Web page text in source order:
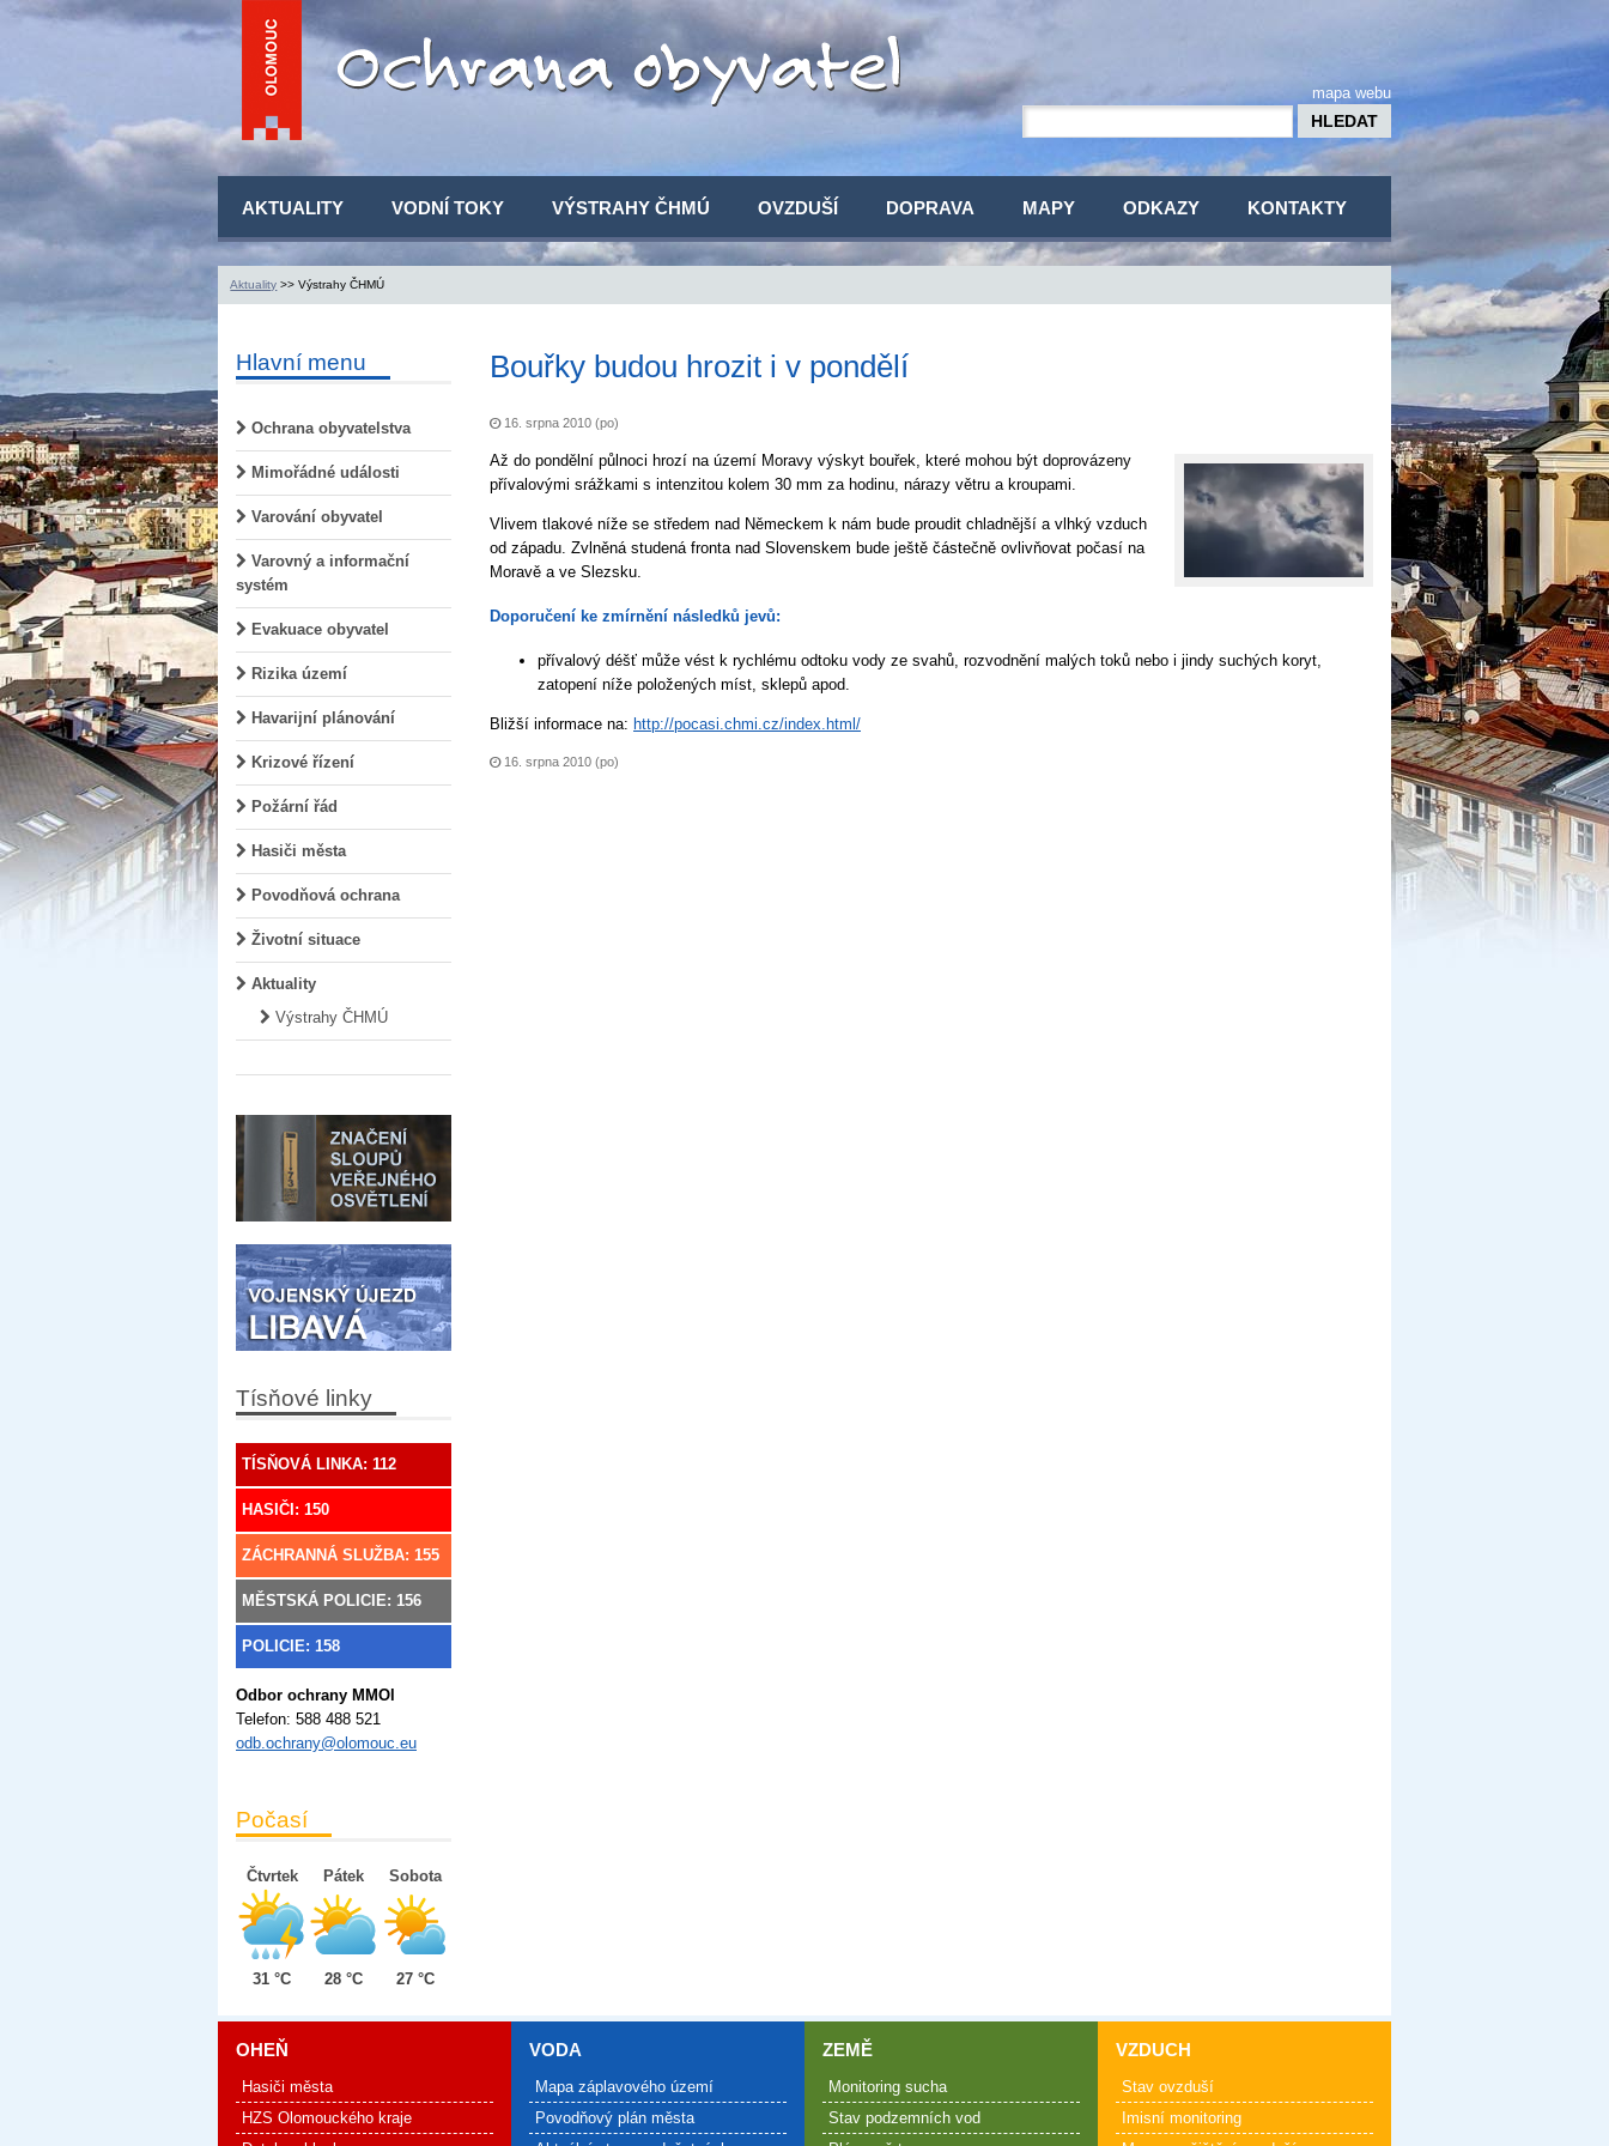
mapa webu
AKTUALITY VODNÍ TOKY VÝSTRAHY ČHMÚ OVZDUŠÍ DOPRAVA MAPY ODKAZY KONTAKTY
Aktuality >> Výstrahy ČHMÚ
Hlavní menu
Ochrana obyvatelstva
Mimořádné události
Varování obyvatel
Varovný a informační
systém
Evakuace obyvatel
Rizika území
Havarijní plánování
Krizové řízení
Požární řád
Hasiči města
Povodňová ochrana
Životní situace
Aktuality
Výstrahy ČHMÚ
Tísňové linky
TÍSŇOVÁ LINKA: 112
HASIČI: 150
ZÁCHRANNÁ SLUŽBA: 155
MĚSTSKÁ POLICIE: 156
POLICIE: 158
Odbor ochrany MMOl
Telefon: 588 488 521
odb.ochrany@olomouc.eu
Počasí
Čtvrtek
31 °C
Pátek
28 °C
Sobota
27 °C
Bouřky budou hrozit i v pondělí
16. srpna 2010 (po)
Až do pondělní půlnoci hrozí na území Moravy výskyt bouřek, které mohou být doprovázeny
přívalovými srážkami s intenzitou kolem 30 mm za hodinu, nárazy větru a kroupami.
Vlivem tlakové níže se středem nad Německem k nám bude proudit chladnější a vlhký vzduch
od západu. Zvlněná studená fronta nad Slovenskem bude ještě částečně ovlivňovat počasí na
Moravě a ve Slezsku.
Doporučení ke zmírnění následků jevů:
přívalový déšť může vést k rychlému odtoku vody ze svahů, rozvodnění malých toků nebo i jindy suchých koryt,
zatopení níže položených míst, sklepů apod.
Bližší informace na: http://pocasi.chmi.cz/index.html/
16. srpna 2010 (po)
OHEŇ
Hasiči města
HZS Olomouckého kraje
VODA
Mapa záplavového území
Povodňový plán města
ZEMĚ
Monitoring sucha
Stav podzemních vod
VZDUCH
Stav ovzduší
Imisní monitoring